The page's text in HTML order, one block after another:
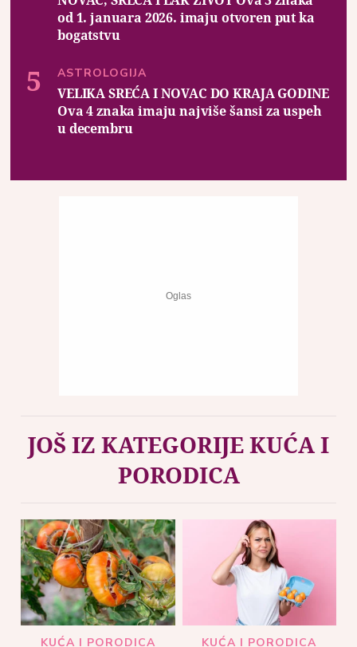
od 1. januara 2026. imaju otvoren put ka
bogatstvu
ASTROLOGIJA
VELIKA SREĆA I NOVAC DO KRAJA GODINE
Ova 4 znaka imaju najviše šansi za uspeh
u decembru
JOŠ IZ KATEGORIJE KUĆA I
PORODICA
KUĆA I PORODICA KUĆA I PORODICA